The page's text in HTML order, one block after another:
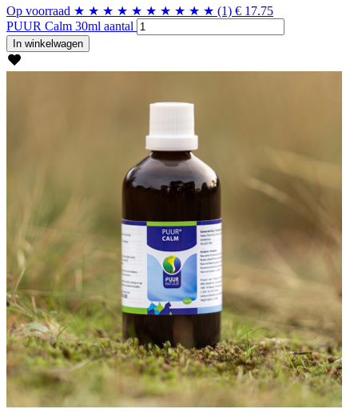
Op voorraad ★ ★ ★ ★ ★ ★ ★ ★ ★ ★ (1) € 17.75
PUUR Calm 30ml aantal
In winkelwagen